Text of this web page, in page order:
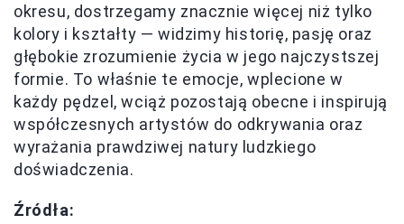
okresu, dostrzegamy znacznie więcej niż tylko
kolory i kształty — widzimy historię, pasję oraz
głębokie zrozumienie życia w jego najczystszej
formie. To właśnie te emocje, wplecione w
każdy pędzel, wciąż pozostają obecne i inspirują
współczesnych artystów do odkrywania oraz
wyrażania prawdziwej natury ludzkiego
doświadczenia.
Źródła: